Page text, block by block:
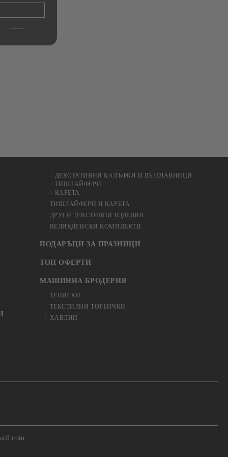
ДЕКОРАТИВНИ КАЛЪФКИ И ВЪЗГЛАВНИЦИ
ТИШЛАЙФЕРИ
КАРЕТА
ТИШЛАЙФЕРИ И КАРЕТА
ДРУГИ ТЕКСТИЛНИ ИЗДЕЛИЯ
ВЕЛИКДЕНСКИ КОМПЛЕКТИ
ПОДАРЪЦИ ЗА ПРАЗНИЦИ
ТОП ОФЕРТИ
МАШИННА БРОДЕРИЯ
ТЕНИСКИ
ТЕКСТИЛНИ ТОРБИЧКИ
ХАВЛИИ